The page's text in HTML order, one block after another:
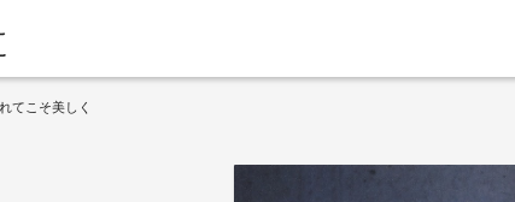
てこそ美しく